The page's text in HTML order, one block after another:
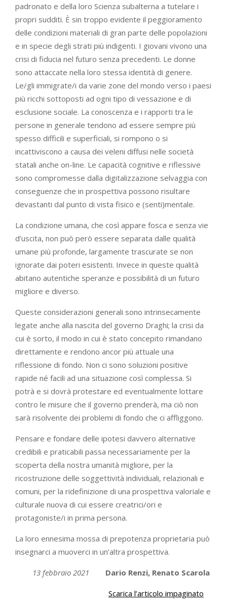
padronato e della loro Scienza subalterna a tutelare i
propri sudditi. È sin troppo evidente il peggioramento
delle condizioni materiali di gran parte delle popolazioni
e in specie degli strati più indigenti. I giovani vivono una
crisi di fiducia nel futuro senza precedenti. Le donne
sono attaccate nella loro stessa identità di genere.
Le/gli immigrate/i da varie zone del mondo verso i paesi
più ricchi sottoposti ad ogni tipo di vessazione e di
esclusione sociale. La conoscenza e i rapporti tra le
persone in generale tendono ad essere sempre più
spesso difficili e superficiali, si rompono o si
incattiviscono a causa dei veleni diffusi nelle società
statali anche on-line. Le capacità cognitive e riflessive
sono compromesse dalla digitalizzazione selvaggia con
conseguenze che in prospettiva possono risultare
devastanti dal punto di vista fisico e (senti)mentale.
La condizione umana, che così appare fosca e senza vie
d’uscita, non può però essere separata dalle qualità
umane più profonde, largamente trascurate se non
ignorate dai poteri esistenti. Invece in queste qualità
abitano autentiche speranze e possibilità di un futuro
migliore e diverso.
Queste considerazioni generali sono intrinsecamente
legate anche alla nascita del governo Draghi; la crisi da
cui è sorto, il modo in cui è stato concepito rimandano
direttamente e rendono ancor più attuale una
riflessione di fondo. Non ci sono soluzioni positive
rapide né facili ad una situazione così complessa. Si
potrà e si dovrà protestare ed eventualmente lottare
contro le misure che il governo prenderà, ma ciò non
sarà risolvente dei problemi di fondo che ci affliggono.
Pensare e fondare delle ipotesi davvero alternative
credibili e praticabili passa necessariamente per la
scoperta della nostra umanità migliore, per la
ricostruzione delle soggettività individuali, relazionali e
comuni, per la ridefinizione di una prospettiva valoriale e
culturale nuova di cui essere creatrici/ori e
protagoniste/i in prima persona.
La loro ennesima mossa di prepotenza proprietaria può
insegnarci a muoverci in un’altra prospettiva.
13 febbraio 2021 Dario Renzi, Renato Scarola
Scarica l’articolo impaginato